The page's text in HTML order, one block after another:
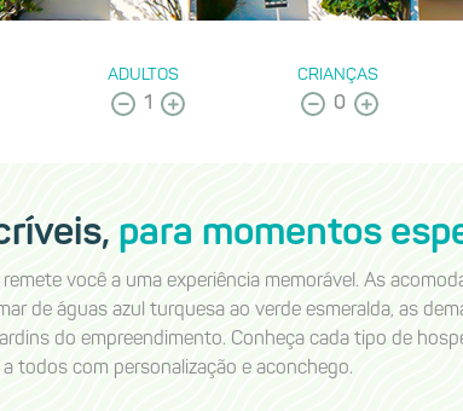
ADULTOS
1
CRIANÇAS
0
para momentos
você a uma experiência memorável. As
de águas azul turquesa ao verde esmeralda, as
do empreendimento. Conheça cada tipo de
todos com personalização e aconchego.